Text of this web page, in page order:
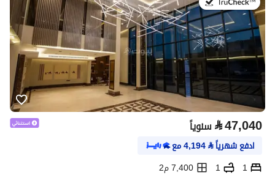
⃁47,040 سنوياً
ادفع شهرياً⃁
4,194مع
1
1
7,400 م2